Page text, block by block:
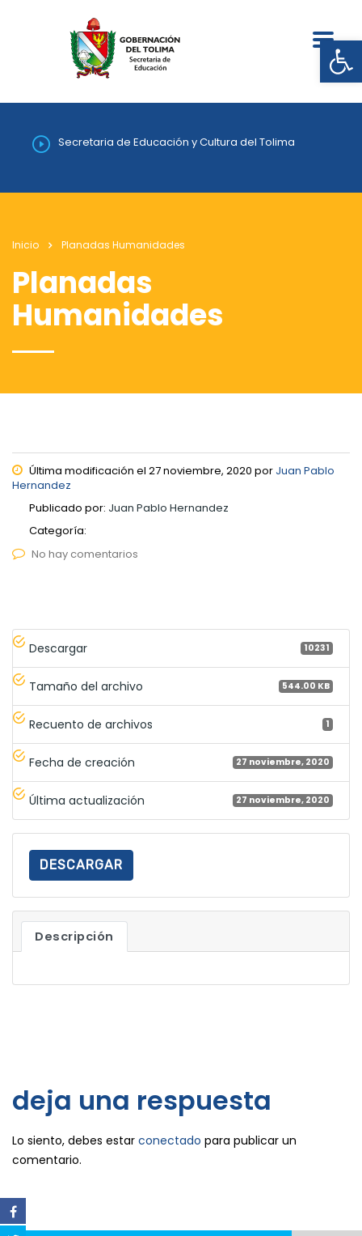
Secretaria de Educación y Cultura del Tolima
Inicio Planadas Humanidades
Planadas
Humanidades
Última modificación el 27 noviembre, 2020 por Juan Pablo
Hernandez
Publicado por: Juan Pablo Hernandez
Categoría:
No hay comentarios
Descargar 10231
Tamaño del archivo 544.00 KB
Recuento de archivos 1
Fecha de creación 27 noviembre, 2020
Última actualización 27 noviembre, 2020
DESCARGAR
Descripción
deja una respuesta
Lo siento, debes estar conectado para publicar un
comentario.